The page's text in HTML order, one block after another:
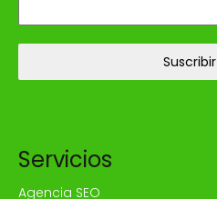
Suscribir
Servicios
Agencia SEO